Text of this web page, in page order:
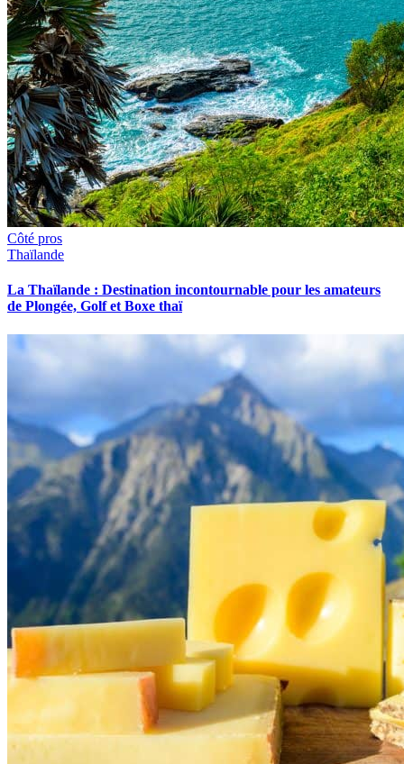
Côté pros
Thaïlande
La Thaïlande : Destination incontournable pour les amateurs
de Plongée, Golf et Boxe thaï